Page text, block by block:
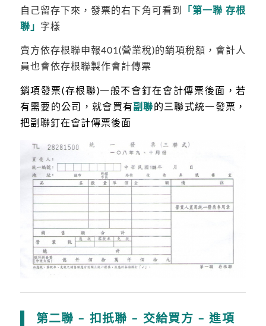
自己留存下來，發票的右下角可看到
「第一聯 存根
聯」 字樣
賣方依存根聯申報401(營業稅)的銷項稅額，會計人
員也會依存根聯製作會計傳票
銷項發票(存根聯)一般不會釘在會計傳票後面，若
有需要的公司， 就會買有副聯的三聯式統一發票，
把副聯釘在會計傳票後面
第二聯 – 扣扺聯 – 交給買方 – 進項